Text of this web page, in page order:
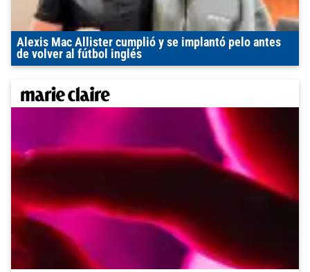
Alexis Mac Allister cumplió y se implantó pelo antes
de volver al fútbol inglés